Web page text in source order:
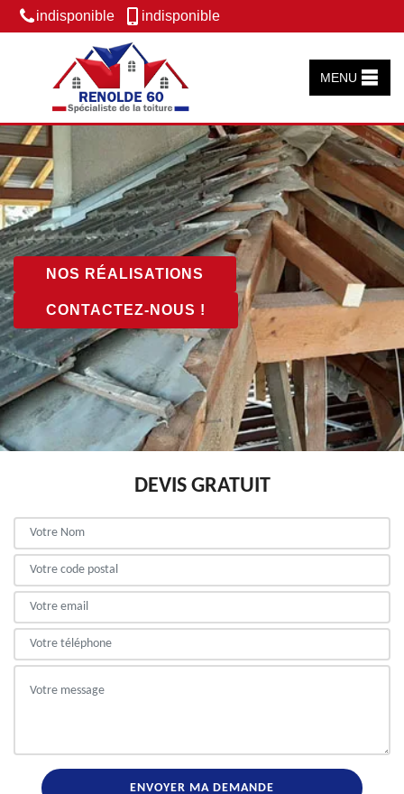
indisponible indisponible
MENU
NOS RÉALISATIONS
CONTACTEZ-NOUS !
DEVIS GRATUIT